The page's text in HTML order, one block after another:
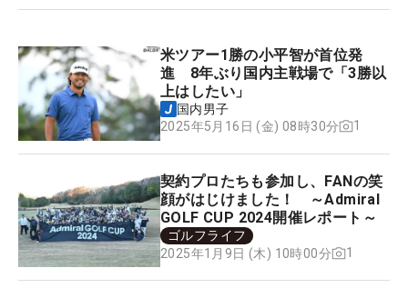
米ツアー1勝の小平智が首位発
進 8年ぶり国内主戦場で「3勝以
上はしたい」
国内男子
2025年5月16日 (金) 08時30分
1
契約プロたちも参加し、FANの笑
顔がはじけました！ ～Admiral
GOLF CUP 2024開催レポート～
ゴルフライフ
2025年1月9日 (木) 10時00分
1